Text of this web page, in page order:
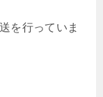
を行っていま